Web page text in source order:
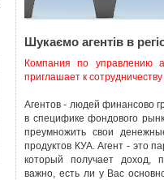
Шукаємо агентів в
Компания по управлению
приглашает к сотрудничеству
Агентов - людей финансово
в специфике фондового
преумножить свои
продуктов КУА. Агент - это
который получает доход,
важно, есть ли у Вас